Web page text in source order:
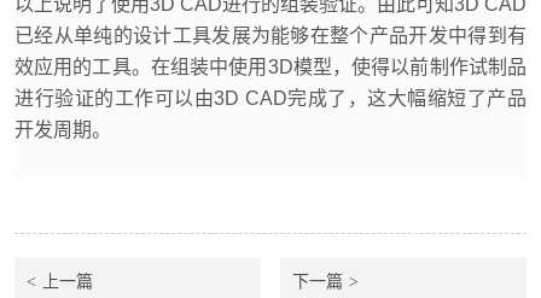
已经从单纯的设计工具发展为能够在整个产品开发中得到有
效应用的工具。在组装中使用3D模型，使得以前制作试制品
进行验证的工作可以由3D CAD完成了，这大幅缩短了产品
开发周期。
上一篇 下一篇